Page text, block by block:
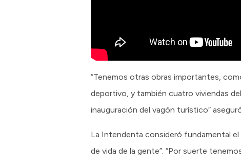
“Tenemos otras obras importantes,
deportivo, y también cuatro viviendas
inauguración del vagón turístico”
La Intendenta consideró fundamental el
de vida de la gente”. “Por suerte